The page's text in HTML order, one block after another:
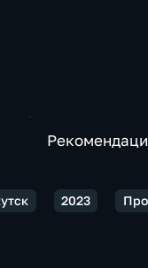
2023